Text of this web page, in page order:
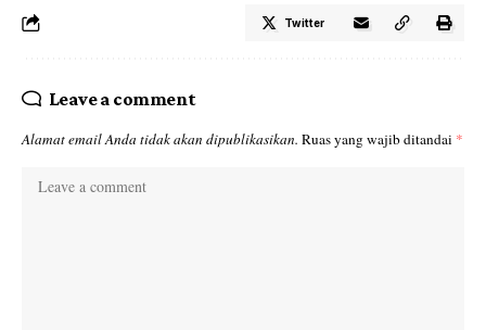
Twitter
Leave a comment
Alamat email Anda tidak akan dipublikasikan. Ruas yang wajib ditandai *